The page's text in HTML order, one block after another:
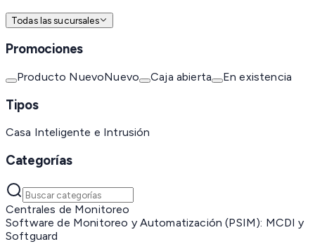
Todas las sucursales
Promociones
Producto NuevoNuevo Caja abierta En existencia
Tipos
Casa Inteligente e Intrusión
Categorías
Centrales de Monitoreo
Software de Monitoreo y Automatización (PSIM): MCDI y
Softguard